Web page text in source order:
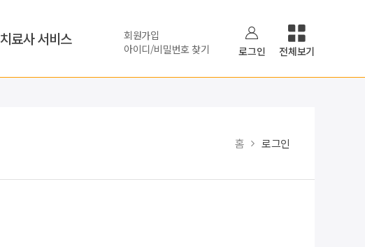
치료사 서비스
회원가입
아이디/비밀번호 찾기
로그인 전체보기
홈 로그인